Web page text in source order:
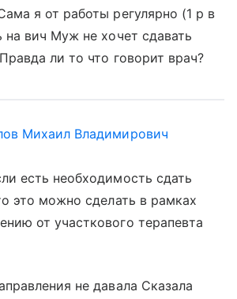
я от работы регулярно (1 р в
на вич Муж не хочет сдавать
ли то что говорит врач?
Михаил Владимирович
есть необходимость сдать
это можно сделать в рамках
от участкового терапевта
не давала Сказала